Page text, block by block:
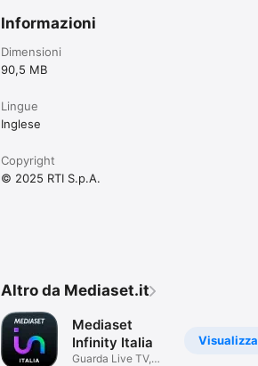
Informazioni
Dimensioni
90,5 MB
Lingue
Inglese
Copyright
© 2025 RTI S.p.A.
Altro da Mediaset.it
Visualizza
Mediaset
Infinity Italia
Guarda Live TV,